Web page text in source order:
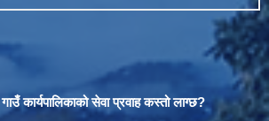
कार्यपालिकाको सेवा प्रवाह कस्तो लाग्छ?